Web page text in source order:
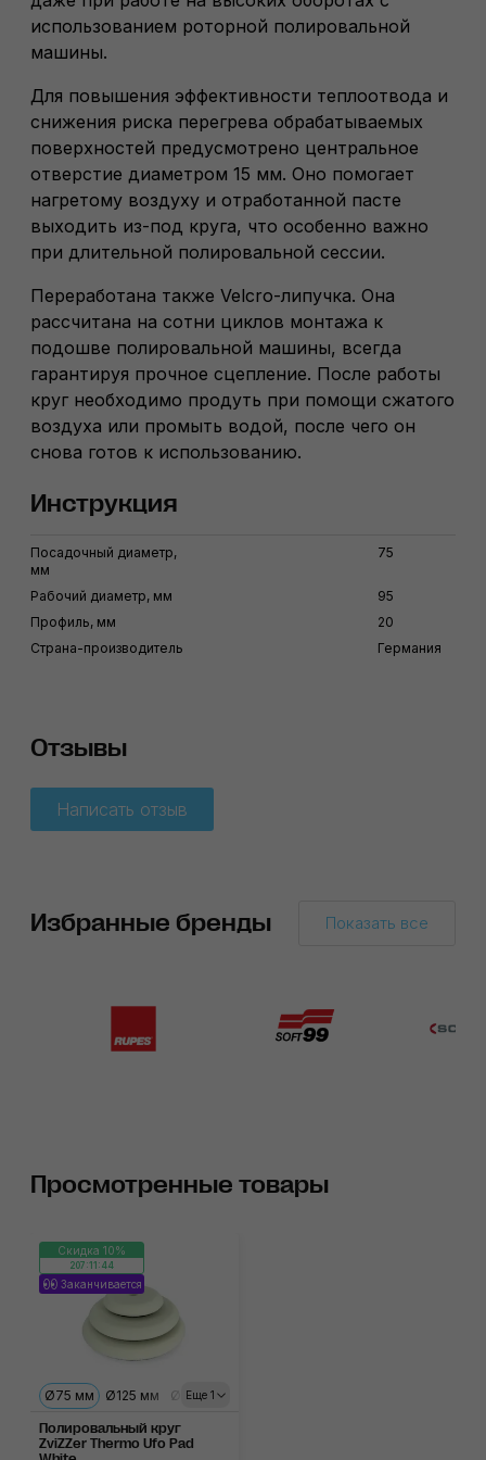
использованием роторной полировальной
машины.
Для повышения эффективности теплоотвода и
снижения риска перегрева обрабатываемых
поверхностей предусмотрено центральное
отверстие диаметром 15 мм. Оно помогает
нагретому воздуху и отработанной пасте
выходить из-под круга, что особенно важно
при длительной полировальной сессии.
Переработана также Velcro-липучка. Она
рассчитана на сотни циклов монтажа к
подошве полировальной машины, всегда
гарантируя прочное сцепление. После работы
круг необходимо продуть при помощи сжатого
воздуха или промыть водой, после чего он
снова готов к использованию.
Инструкция
Посадочный диаметр,
мм
75
Рабочий диаметр, мм
95
Профиль, мм
20
Страна-производитель
Германия
Отзывы
Написать отзыв
Избранные бренды Показать все
Просмотренные товары
Скидка 10%
207:11:44
Заканчивается
Еще 1
Ø75 мм Ø125 мм Ø150 мм
Полировальный круг
ZviZZer Thermo Ufo Pad